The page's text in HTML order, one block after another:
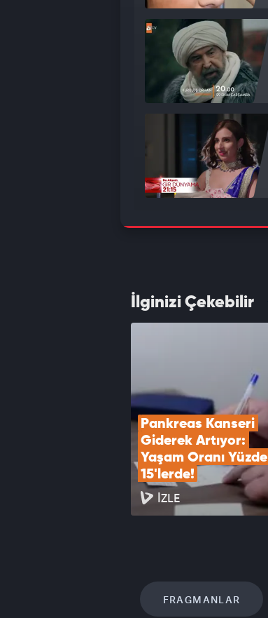
İlginizi Çekebilir
Pankreas Kanseri
Giderek Artıyor:
Yaşam Oranı Yüzde
15'lerde!
İZLE
FRAGMANLAR